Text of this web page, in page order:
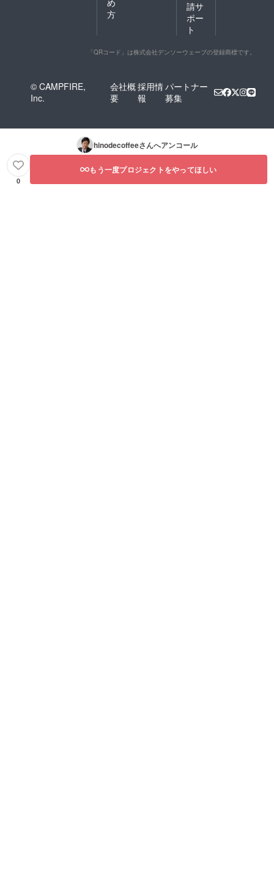
め
方
請サ
ポー
ト
「QRコード」は株式会社デンソーウェーブの登録商標です。
© CAMPFIRE,
Inc.
会社概
要
採用情
報
パートナー
募集
hinodecoffeeさんへアンコール
0
もう一度プロジェクトをやってほしい